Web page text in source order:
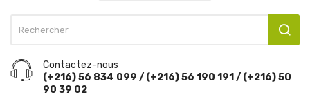
Contactez-nous
(+216) 56 834 099 / (+216) 56 190 191 / (+216) 50
90 39 02